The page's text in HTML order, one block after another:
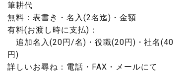
筆耕代
無料：表書き・名入(2名迄)・金額
有料(お渡し時に支払)：
追加名入(20円/名)・役職(20円)・社名(40
円)
詳しいお尋ね：電話・FAX・メールにて